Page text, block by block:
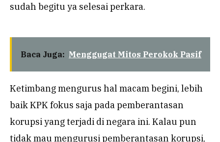
sudah begitu ya selesai perkara.
Baca Juga: Menggugat Mitos Perokok Pasif
Ketimbang mengurus hal macam begini, lebih
baik KPK fokus saja pada pemberantasan
korupsi yang terjadi di negara ini. Kalau pun
tidak mau mengurusi pemberantasan korupsi,